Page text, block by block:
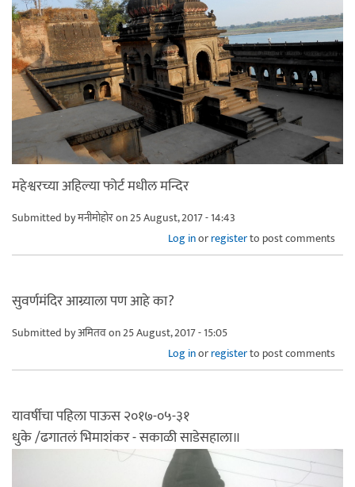
महेश्वरच्या अहिल्या फोर्ट मधील मन्दिर
Submitted byमनीमोहोरon 25 August, 2017 - 14:43
Log inorregisterto post comments
सुवर्णमंदिर आग्र्याला पण आहे का?
Submitted byअमितवon 25 August, 2017 - 15:05
Log inorregisterto post comments
यावर्षीचा पहिला पाऊस २०१७-०५-३१
धुके /ढगातलं भिमाशंकर - सकाळी साडेसहाला॥